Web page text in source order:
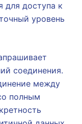
для доступа к
уровень
соединения.
между
полным